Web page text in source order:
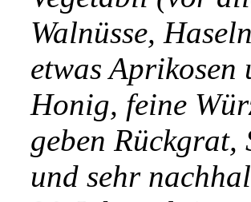
Walnüsse,
etwas
Honig, feine
geben
und sehr